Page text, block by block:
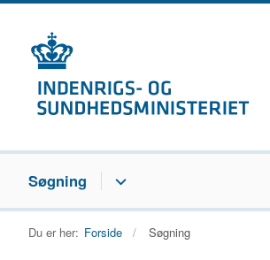
Søgning
Du er her: Forside Søgning